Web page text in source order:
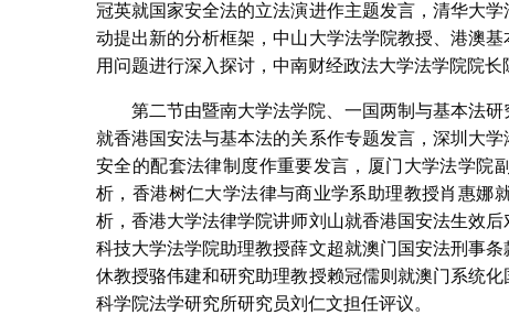
冠英就国家安全法的立法演进作主题发言，清华大
动提出新的分析框架，中山大学法学院教授、港澳
用问题进行深入探讨，中南财经政法大学法学院院
第二节由暨南大学法学院、一国两制与基本法
就香港国安法与基本法的关系作专题发言，深圳大
安全的配套法律制度作重要发言，厦门大学法学院
析，香港树仁大学法律与商业学系助理教授肖惠娜
析，香港大学法律学院讲师刘山就香港国安法生效
科技大学法学院助理教授薛文超就澳门国安法刑事
休教授骆伟建和研究助理教授赖冠儒则就澳门系统
科学院法学研究所研究员刘仁文担任评议。